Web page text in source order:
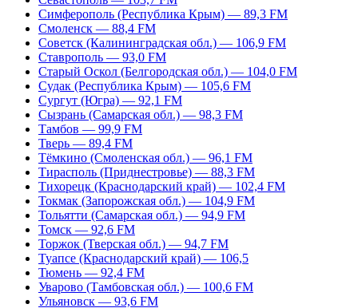
Симферополь (Республика Крым) — 89,3 FM
Смоленск — 88,4 FM
Советск (Калининградская обл.) — 106,9 FM
Ставрополь — 93,0 FM
Старый Оскол (Белгородская обл.) — 104,0 FM
Судак (Республика Крым) — 105,6 FM
Сургут (Югра) — 92,1 FM
Сызрань (Самарская обл.) — 98,3 FM
Тамбов — 99,9 FM
Тверь — 89,4 FM
Тёмкино (Смоленская обл.) — 96,1 FM
Тирасполь (Приднестровье) — 88,3 FM
Тихорецк (Краснодарский край) — 102,4 FM
Токмак (Запорожская обл.) — 104,9 FM
Тольятти (Самарская обл.) — 94,9 FM
Томск — 92,6 FM
Торжок (Тверская обл.) — 94,7 FM
Туапсе (Краснодарский край) — 106,5
Тюмень — 92,4 FM
Уварово (Тамбовская обл.) — 100,6 FM
Ульяновск — 93,6 FM